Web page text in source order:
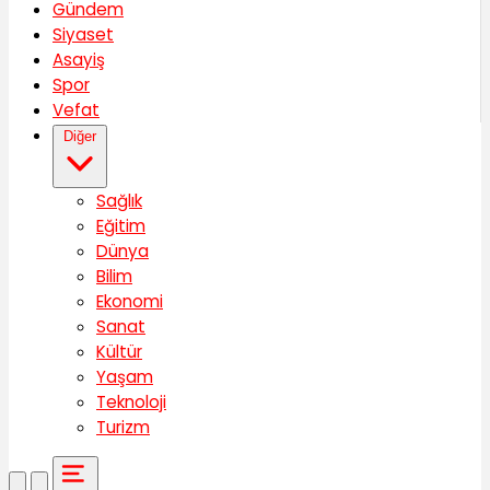
Gündem
Siyaset
Asayiş
Spor
Vefat
Diğer
Sağlık
Eğitim
Dünya
Bilim
Ekonomi
Sanat
Kültür
Yaşam
Teknoloji
Turizm